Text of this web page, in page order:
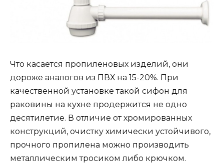
Что касается пропиленовых изделий, они
дороже аналогов из ПВХ на 15-20%. При
качественной установке такой сифон для
раковины на кухне продержится не одно
десятилетие. В отличие от хромированных
конструкций, очистку химически устойчивого,
прочного пропилена можно производить
металлическим тросиком либо крючком.